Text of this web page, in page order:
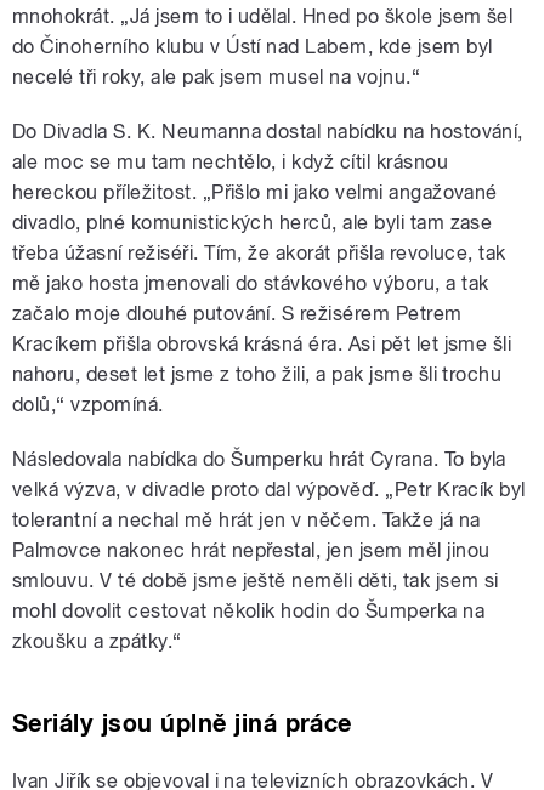
mnohokrát. „Já jsem to i udělal. Hned po škole jsem šel
do Činoherního klubu v Ústí nad Labem, kde jsem byl
necelé tři roky, ale pak jsem musel na vojnu.“
Do Divadla S. K. Neumanna dostal nabídku na hostování,
ale moc se mu tam nechtělo, i když cítil krásnou
hereckou příležitost. „Přišlo mi jako velmi angažované
divadlo, plné komunistických herců, ale byli tam zase
třeba úžasní režiséři. Tím, že akorát přišla revoluce, tak
mě jako hosta jmenovali do stávkového výboru, a tak
začalo moje dlouhé putování. S režisérem Petrem
Kracíkem přišla obrovská krásná éra. Asi pět let jsme šli
nahoru, deset let jsme z toho žili, a pak jsme šli trochu
dolů,“ vzpomíná.
Následovala nabídka do Šumperku hrát Cyrana. To byla
velká výzva, v divadle proto dal výpověď. „Petr Kracík byl
tolerantní a nechal mě hrát jen v něčem. Takže já na
Palmovce nakonec hrát nepřestal, jen jsem měl jinou
smlouvu. V té době jsme ještě neměli děti, tak jsem si
mohl dovolit cestovat několik hodin do Šumperka na
zkoušku a zpátky.“
Seriály jsou úplně jiná práce
Ivan Jiřík se objevoval i na televizních obrazovkách. V